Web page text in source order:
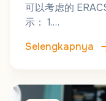
可以考虑的
示： 1.…
Selengkapnya